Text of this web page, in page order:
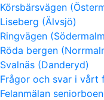
Körsbärsvägen
Liseberg (Älvsjö)
Ringvägen
Röda bergen
Svalnäs (Danderyd)
Frågor och svar i vårt
Felanmälan